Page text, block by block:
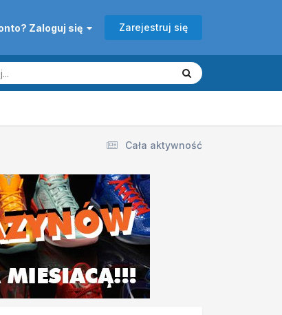
Zaloguj się Zarejestruj się
Cała aktywność